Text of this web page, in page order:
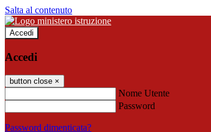
Salta al contenuto
Accedi
Accedi
button close ×
Nome Utente
Password
Password dimenticata?